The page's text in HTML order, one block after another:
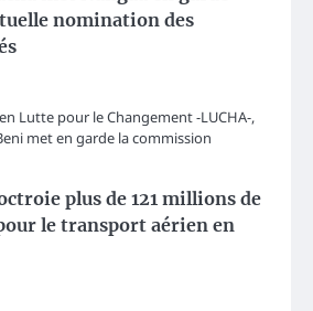
nomination des
Lutte pour le Changement -LUCHA-,
met en garde la commission
plus de 121 millions de
le transport aérien en